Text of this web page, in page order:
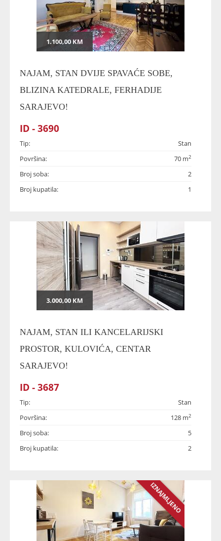
1.100,00 KM
NAJAM, STAN DVIJE SPAVAĆE SOBE,
BLIZINA KATEDRALE, FERHADIJE
SARAJEVO!
ID - 3690
Tip:
Stan
Površina:
70 m2
Broj soba:
2
Broj kupatila:
1
3.000,00 KM
NAJAM, STAN ILI KANCELARIJSKI
PROSTOR, KULOVIĆA, CENTAR
SARAJEVO!
ID - 3687
Tip:
Stan
Površina:
128 m2
Broj soba:
5
Broj kupatila:
2
IZNAJMLJENO